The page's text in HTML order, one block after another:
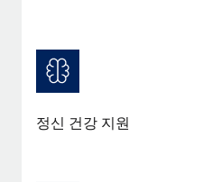
정신 건강 지원